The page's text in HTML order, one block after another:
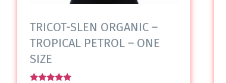
TRICOT-SLEN ORGANIC –
TROPICAL PETROL – ONE
SIZE